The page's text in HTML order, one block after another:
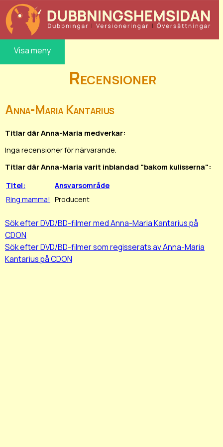
Visa meny
Recensioner
Anna-Maria Kantarius
Titlar där Anna-Maria medverkar:
Inga recensioner för närvarande.
Titlar där Anna-Maria varit inblandad "bakom kulisserna":
Titel:
Ansvarsområde
Ring mamma! Producent
Sök efter DVD/BD-filmer med Anna-Maria Kantarius på
CDON
Sök efter DVD/BD-filmer som regisserats av Anna-Maria
Kantarius på CDON